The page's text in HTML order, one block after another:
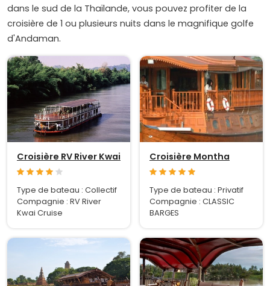
dans le sud de la Thaïlande, vous pouvez profiter de la
croisière de 1 ou plusieurs nuits dans le magnifique golfe
d'Andaman.
Croisière RV River Kwai
Type de bateau : Collectif
Compagnie : RV River
Kwai Cruise
Croisière Montha
Type de bateau : Privatif
Compagnie : CLASSIC
BARGES